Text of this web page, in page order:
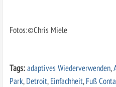
Fotos:©Chris Miele
Tags:adaptives Wiederverwenden,
Park,Detroit,Einfachheit,Fuß